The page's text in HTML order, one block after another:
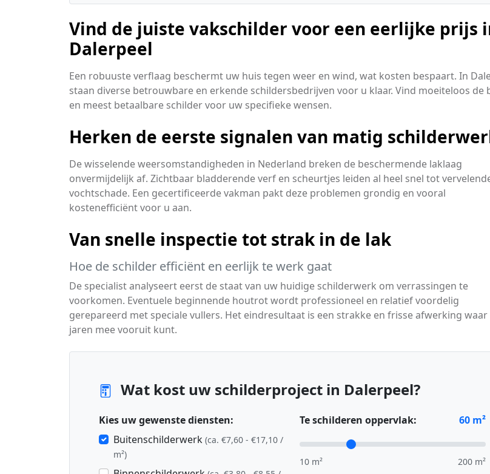
Vind de juiste vakschilder voor een eerlijke prijs
Dalerpeel
Een robuuste verflaag beschermt uw huis tegen weer en wind, wat kosten bespaart. In
staan diverse betrouwbare en erkende schildersbedrijven voor u klaar. Vind moeiteloos de
en meest betaalbare schilder voor uw specifieke wensen.
Herken de eerste signalen van matig
De wisselende weersomstandigheden in Nederland breken de beschermende laklaag
onvermijdelijk af. Zichtbaar bladderende verf en scheurtjes leiden al heel snel tot
vochtschade. Een gecertificeerde vakman pakt deze problemen grondig en vooral
kostenefficiënt voor u aan.
Van snelle inspectie tot strak in de lak
Hoe de schilder efficiënt en eerlijk te werk gaat
De specialist analyseert eerst de staat van uw huidige schilderwerk om verrassingen te
voorkomen. Eventuele beginnende houtrot wordt professioneel en relatief voordelig
gerepareerd met speciale vullers. Het eindresultaat is een strakke en frisse afwerking waar
jaren mee vooruit kunt.
Wat kost uw schilderproject in Dalerpeel?
Kies uw gewenste diensten:
Buitenschilderwerk (ca. €7,60 - €17,10 /
m²)
Te schilderen oppervlak: 60 m²
10 m² 200 m²